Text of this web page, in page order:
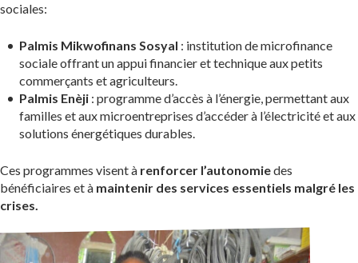
sociales:
Palmis Mikwofinans Sosyal : institution de microfinance
sociale offrant un appui financier et technique aux petits
commerçants et agriculteurs.
Palmis Enèji : programme d’accès à l’énergie, permettant aux
familles et aux microentreprises d’accéder à l’électricité et aux
solutions énergétiques durables.
Ces programmes visent à renforcer l’autonomiedes
bénéficiaires et à maintenir des services essentiels malgré les
crises.